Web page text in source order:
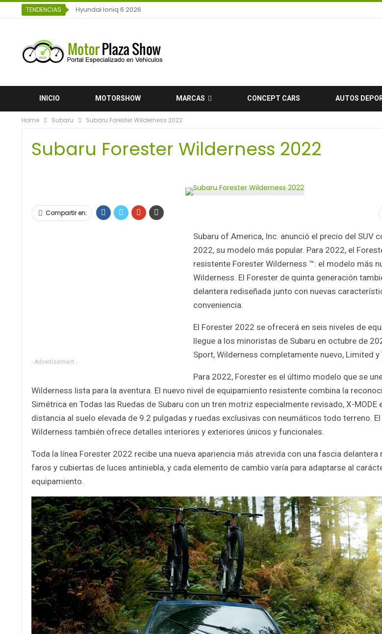
TENDENCIAS Hyundai Ioniq 6 2026
INICIO MOTORSHOW MARCAS CONCEPT CARS AUTOS
Home Subaru Subaru Forester Wilderness 2022
Subaru Forester Wilderness 2022
Compartir en:
- Advertisement -
Subaru of America, Inc. anunció el precio del SUV
2022, su modelo más popular. Para 2022, el
resistente Forester Wilderness ™: el modelo más
Wilderness. El Forester de quinta generación
delantera rediseñada junto con nuevas
conveniencia.
El Forester 2022 se ofrecerá en seis niveles de
llegue a los minoristas de Subaru en octubre de
Sport, Wilderness completamente nuevo, Limited y
Para 2022, Forester es el último modelo que se
Wilderness lista para la aventura. El nuevo nivel de equipamiento resistente combina la
Simétrica en Todas las Ruedas de Subaru con un tren motriz especialmente revisado, X-MODE
distancia al suelo elevada de 9.2 pulgadas y ruedas exclusivas con neumáticos todo terreno.
Wilderness también ofrece detalles interiores y exteriores únicos y funcionales.
Toda la línea Forester 2022 recibe una nueva apariencia más atrevida con una fascia delantera
faros y cubiertas de luces antiniebla, y cada elemento de cambio varía para adaptarse al
equipamiento.